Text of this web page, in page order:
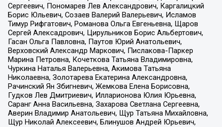
Сергеевич, Пономарев Лев Александрович, Каргалицкий
Борис Юльевич, Созаев Валерий Валерьевич, Исламов
Тимур Рифгатович, Романова Ольга Евгеньевна, Щаров
Сергей Алексадрович, Цирульников Борис Альбертович,
Гасан Ольга Павловна, Паутов Юрий Анатольевич,
Верховский Александр Маркович, Пислакова-Паркер
Марина Петровна, Кочеткова Татьяна Владимировна,
Чуркина Наталья Валерьевна, Акимова Татьяна
Николаевна, Золотарева Екатерина Александровна,
Рачинский Ян Збигневич, Жемкова Елена Борисовна,
Гудков Лев Дмитриевич, Илларионова Юлия Юрьевна,
Саранг Анна Васильевна, Захарова Светлана Сергеевна,
Аверин Владимир Анатольевич, Щур Татьяна Михайловна,
Щур Николай Алексеевич, Блинушов Андрей Юрьевич,